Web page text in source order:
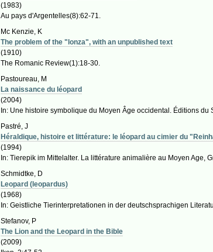
(1983)
Au pays d'Argentelles(8):62-71.
Mc Kenzie, K
The problem of the "lonza", with an unpublished text
(1910)
The Romanic Review(1):18-30.
Pastoureau, M
La naissance du léopard
(2004)
In: Une histoire symbolique du Moyen Âge occidental. Éditions du
Pastré, J
Héraldique, histoire et littérature: le léopard au cimier du
(1994)
In: Tierepik im Mittelalter. La littérature animalière au Moyen Age,
Schmidtke, D
Leopard (leopardus)
(1968)
In: Geistliche Tierinterpretationen in der deutschsprachigen
Stefanov, P
The Lion and the Leopard in the Bible
(2009)